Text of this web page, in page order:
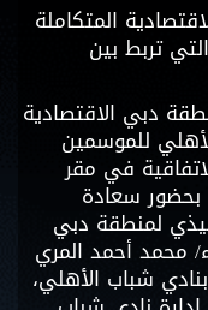
المتكاملة
تربط بين
دبي الاقتصادية
للموسمين
في مقر
بحضور سعادة
لمنطقة دبي
محمد أحمد المري
شباب الأهلي،